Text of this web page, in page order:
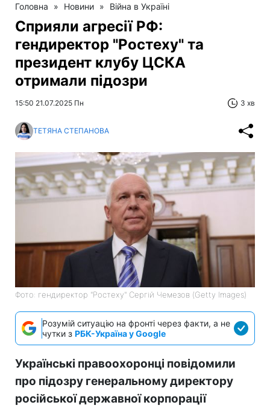
Головна » Новини » Війна в Україні
Сприяли агресії РФ:
гендиректор "Ростеху" та
президент клубу ЦСКА
отримали підозри
15:50 21.07.2025 Пн 3 хв
ТЕТЯНА СТЕПАНОВА
Фото: гендиректор "Ростеху" Сергій Чемезов (Getty Images)
Розумій ситуацію на фронті через факти, а не
чутки з РБК-Україна у Google
Українські правоохоронці повідомили
про підозру генеральному директору
російської державної корпорації